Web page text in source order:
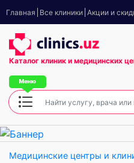
Главная Все клиники Акции и
Каталог клиник и медицинских
Медицинские центры и